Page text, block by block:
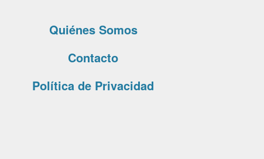
Quiénes Somos
Contacto
Política de Privacidad